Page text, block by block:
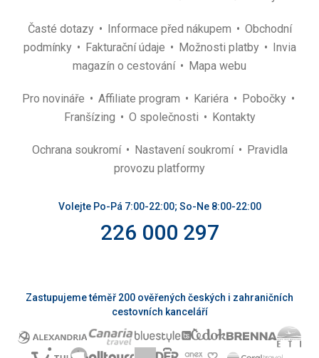
Časté dotazy Informace před nákupem
Obchodní
podmínky
Fakturační údaje Možnosti platby
Invia
magazín o cestování
Mapa webu
Pro novináře Affiliate program Kariéra
Pobočky
Franšízing
O společnosti Kontakty
Ochrana soukromí Nastavení soukromí
Pravidla
provozu platformy
Volejte Po-Pá 7:00-22:00; So-Ne 8:00-22:00
226 000 297
Zastupujeme téměř 200 ověřených českých i zahraničních
cestovních kanceláří